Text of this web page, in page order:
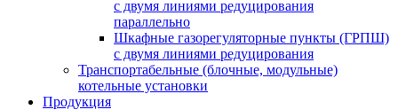
с двумя линиями редуцирования
параллельно
Шкафные газорегуляторные пункты (ГРПШ)
c двумя линиями редуцирования
Транспортабельные (блочные, модульные)
котельные установки
Продукция